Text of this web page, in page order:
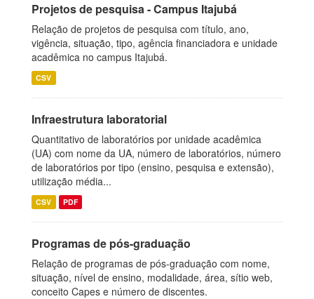
Projetos de pesquisa - Campus Itajubá
Relação de projetos de pesquisa com título, ano,
vigência, situação, tipo, agência financiadora e unidade
acadêmica no campus Itajubá.
CSV
Infraestrutura laboratorial
Quantitativo de laboratórios por unidade acadêmica
(UA) com nome da UA, número de laboratórios, número
de laboratórios por tipo (ensino, pesquisa e extensão),
utilização média...
CSV PDF
Programas de pós-graduação
Relação de programas de pós-graduação com nome,
situação, nível de ensino, modalidade, área, sítio web,
conceito Capes e número de discentes.